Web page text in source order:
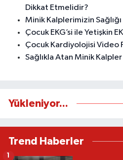
Dikkat Etmelidir?
Minik Kalplerimizin Sağlığı
Çocuk EKG’si ile Yetişkin
Çocuk Kardiyolojisi Video
Sağlıkla Atan Minik Kalpler
Yükleniyor...
Trend Haberler
1